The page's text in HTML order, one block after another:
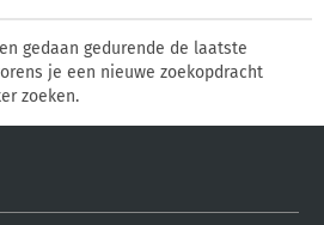
gedaan gedurende de laatste
je een nieuwe zoekopdracht
zoeken.